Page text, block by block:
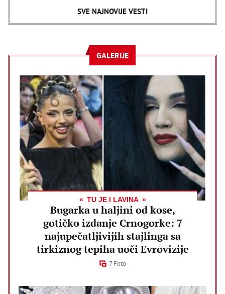
SVE NAJNOVIJE VESTI
GALERIJE
TU JE I LAVINA
Bugarka u haljini od kose,
gotičko izdanje Crnogorke: 7
najupečatljivijih stajlinga sa
tirkiznog tepiha uoči Evrovizije
7 Foto